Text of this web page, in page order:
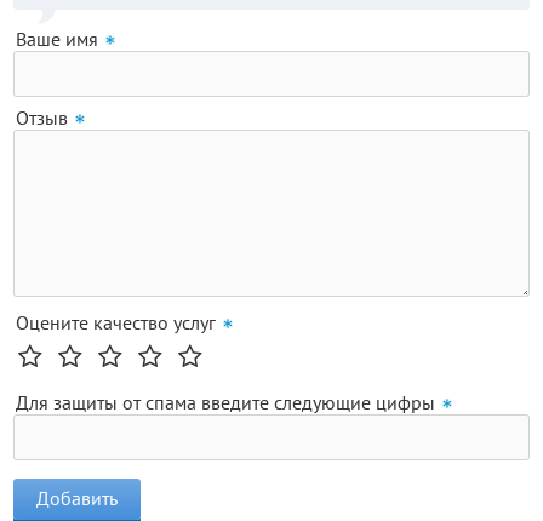
Ваше имя
Отзыв
Оцените качество услуг
Для защиты от спама введите следующие цифры